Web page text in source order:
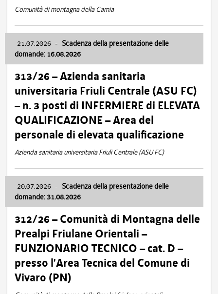
Comunità di montagna della Carnia
21.07.2026 - Scadenza della presentazione delle
domande: 16.08.2026
313/26 – Azienda sanitaria
universitaria Friuli Centrale (ASU FC)
– n. 3 posti di INFERMIERE di ELEVATA
QUALIFICAZIONE – Area del
personale di elevata qualificazione
Azienda sanitaria universitaria Friuli Centrale (ASU FC)
20.07.2026 - Scadenza della presentazione delle
domande: 31.08.2026
312/26 – Comunità di Montagna delle
Prealpi Friulane Orientali –
FUNZIONARIO TECNICO – cat. D –
presso l’Area Tecnica del Comune di
Vivaro (PN)